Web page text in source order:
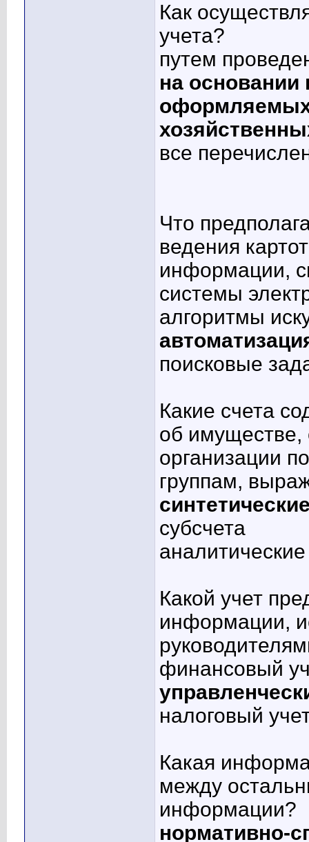
Как
учета?
путем
на
все
Что
ведения
информации,
системы
алгоритмы
поисковые
Какие счета
об имуществе,
организации
группам,
субсчета
Какой учет
информации,
финансовый
налоговый
Какая
между
информации?
нормативно-